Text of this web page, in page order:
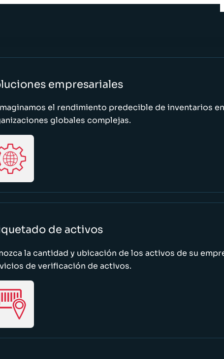
empresariales
el rendimiento predecible de inventarios en
globales complejas.
de activos
la cantidad y ubicación de los activos de su
de verificación de activos.